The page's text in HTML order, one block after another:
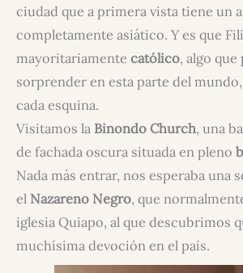
ciudad que a primera vista tiene un
completamente asiático. Y es que
mayoritariamente católico, algo que
sorprender en esta parte del
cada esquina.
Visitamos la Binondo Church, una
de fachada oscura situada en pleno
Nada más entrar, nos esperaba una
el Nazareno Negro, que
iglesia Quiapo, al que descubrimos
muchísima devoción en el país.